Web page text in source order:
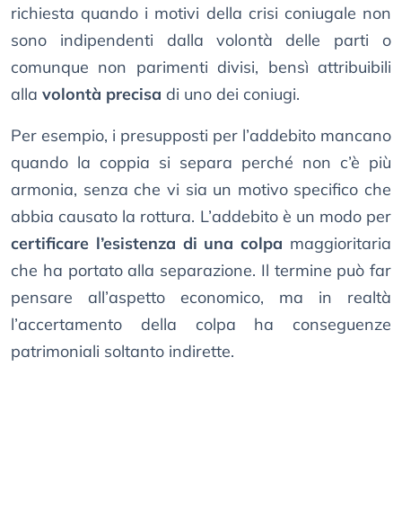
richiesta quando i motivi della crisi coniugale non
sono indipendenti dalla volontà delle parti o
comunque non parimenti divisi, bensì attribuibili
alla volontà precisa di uno dei coniugi.
Per esempio, i presupposti per l’addebito mancano
quando la coppia si separa perché non c’è più
armonia, senza che vi sia un motivo specifico che
abbia causato la rottura. L’addebito è un modo per
certificare l’esistenza di una colpa maggioritaria
che ha portato alla separazione. Il termine può far
pensare all’aspetto economico, ma in realtà
l’accertamento della colpa ha conseguenze
patrimoniali soltanto indirette.